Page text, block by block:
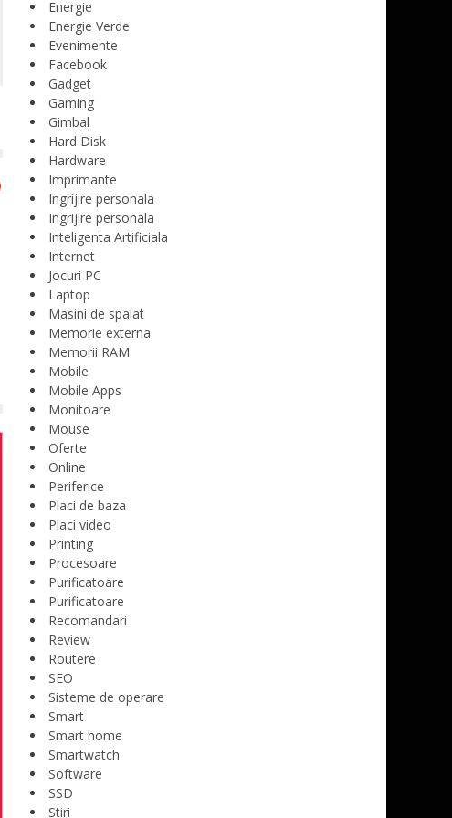
Energie
Energie Verde
Evenimente
Facebook
Gadget
Gaming
Gimbal
Hard Disk
Hardware
Imprimante
Ingrijire personala
Ingrijire personala
Inteligenta Artificiala
Internet
Jocuri PC
Laptop
Masini de spalat
Memorie externa
Memorii RAM
Mobile
Mobile Apps
Monitoare
Mouse
Oferte
Online
Periferice
Placi de baza
Placi video
Printing
Procesoare
Purificatoare
Purificatoare
Recomandari
Review
Routere
SEO
Sisteme de operare
Smart
Smart home
Smartwatch
Software
SSD
Stiri